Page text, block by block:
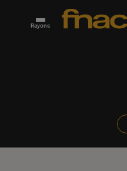
Rayons